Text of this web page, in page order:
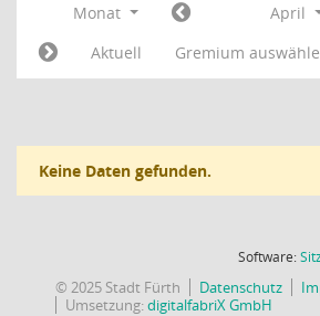
Monat April
Aktuell
Gremium
Keine Daten gefunden.
Software:
© 2025 Stadt Fürth Datenschutz
Umsetzung:digitalfabriX GmbH